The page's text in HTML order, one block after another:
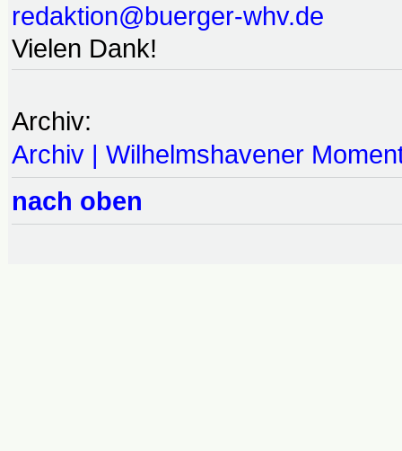
redaktion@buerger-whv.de
Vielen Dank!
Archiv:
Archiv | Wilhelmshavener
nach oben